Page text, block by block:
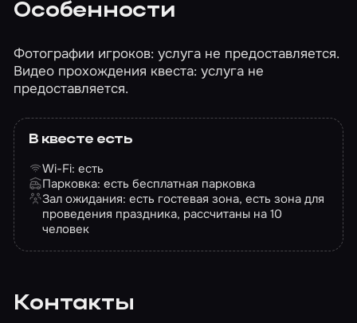
Особенности
Фотографии игроков: услуга не предоставляется.
Видео прохождения квеста: услуга не
предоставляется.
В квесте есть
Wi-Fi: есть
Парковка: есть бесплатная парковка
Зал ожидания: есть гостевая зона, есть зона для
проведения праздника, рассчитаны на 10
человек
Контакты